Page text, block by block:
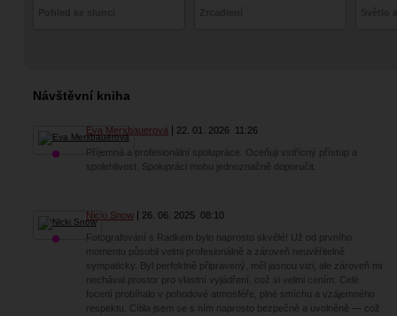
Návštěvní kniha
Eva Merxbauerová 22. 01. 2026 11:26
Příjemná a profesionální spolupráce. Oceňuji vstřícný přístup a
spolehlivost. Spolupráci mohu jednoznačně doporučit.
Nicki Snow 26. 06. 2025 08:10
Fotografování s Radkem bylo naprosto skvělé! Už od prvního
momentu působil velmi profesionálně a zároveň neuvěřitelně
sympaticky. Byl perfektně připravený, měl jasnou vizi, ale zároveň mi
nechával prostor pro vlastní vyjádření, což si velmi cením. Celé
focení probíhalo v pohodové atmosféře, plné smíchu a vzájemného
respektu. Cítila jsem se s ním naprosto bezpečně a uvolněně — což